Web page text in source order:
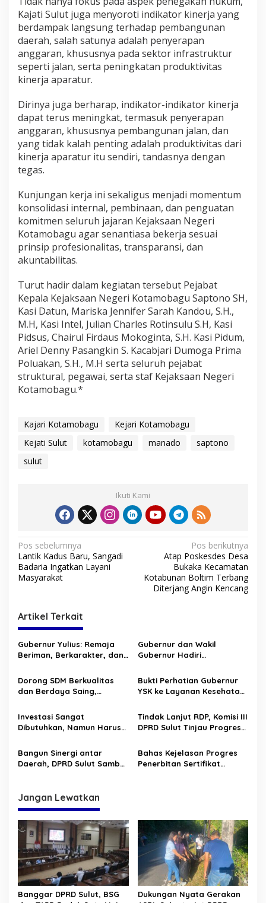
Kajati Sulut juga menyoroti indikator kinerja yang
berdampak langsung terhadap pembangunan
daerah, salah satunya adalah penyerapan
anggaran, khususnya pada sektor infrastruktur
seperti jalan, serta peningkatan produktivitas
kinerja aparatur.
Dirinya juga berharap, indikator-indikator kinerja
dapat terus meningkat, termasuk penyerapan
anggaran, khususnya pembangunan jalan, dan
yang tidak kalah penting adalah produktivitas dari
kinerja aparatur itu sendiri, tandasnya dengan
tegas.
Kunjungan kerja ini sekaligus menjadi momentum
konsolidasi internal, pembinaan, dan penguatan
komitmen seluruh jajaran Kejaksaan Negeri
Kotamobagu agar senantiasa bekerja sesuai
prinsip profesionalitas, transparansi, dan
akuntabilitas.
Turut hadir dalam kegiatan tersebut Pejabat
Kepala Kejaksaan Negeri Kotamobagu Saptono SH,
Kasi Datun, Mariska Jennifer Sarah Kandou, S.H.,
M.H, Kasi Intel, Julian Charles Rotinsulu S.H, Kasi
Pidsus, Chairul Firdaus Mokoginta, S.H. Kasi Pidum,
Ariel Denny Pasangkin S. Kacabjari Dumoga Prima
Poluakan, S.H., M.H serta seluruh pejabat
struktural, pegawai, serta staf Kejaksaan Negeri
Kotamobagu.*
Kajari Kotamobagu
Kejari Kotamobagu
Kejati Sulut
kotamobagu manado
saptono
sulut
Ikuti Kami
N
a
v
g
a
s
i
p
o
s
Pos sebelumnya
Lantik Kadus Baru, Sangadi
Badaria Ingatkan Layani
Masyarakat
Pos berikutnya
Atap Poskesdes Desa
Bukaka Kecamatan
Kotabunan Boltim Terbang
Diterjang Angin Kencang
Artikel Terkait
Gubernur Yulius: Remaja
Beriman, Berkarakter, dan
Sulawesi Utara
Gubernur dan Wakil
Gubernur Hadiri
Lapangan God Bless
Tondano
Dorong SDM Berkualitas
dan Berdaya Saing,
ini Pada Lulusan Pendidikan
Vokasi di Bitung
Bukti Perhatian Gubernur
YSK ke Layanan Kesehatan
Laksanakan Operasi
Perdana Tumor Usus Besar
Investasi Sangat
Dibutuhkan, Namun Harus
dan Ramah Lingkungan
Tindak Lanjut RDP, Komisi III
DPRD Sulut Tinjau Progres
Bangun Sinergi antar
Daerah, DPRD Sulut Sambut
Bahas Kejelasan Progres
Penerbitan Sertifikat
Jangan Lewatkan
Banggar DPRD Sulut, BSG
Dukungan Nyata Gerakan